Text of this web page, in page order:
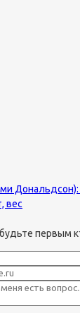
Дональдсон):
вес
первым